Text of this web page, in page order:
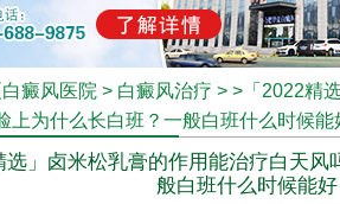
癜风医院 > 白癜风治疗 > >「2022精
上为什么长白班？一般白班什么时候能
选」卤米松乳膏的作用能治疗白天
般白班什么时候能好